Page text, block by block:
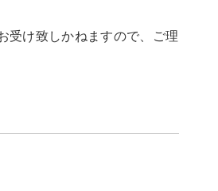
受け致しかねますので、ご理